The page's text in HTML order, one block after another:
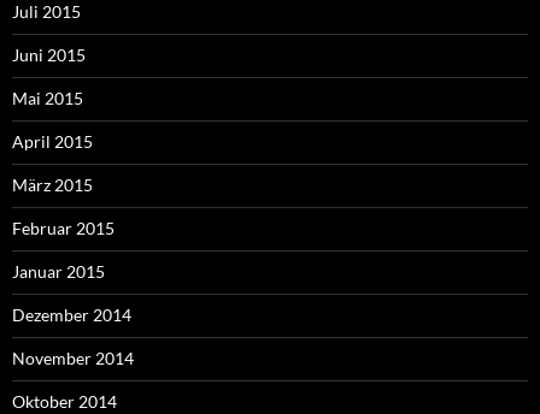
Juli 2015
Juni 2015
Mai 2015
April 2015
März 2015
Februar 2015
Januar 2015
Dezember 2014
November 2014
Oktober 2014